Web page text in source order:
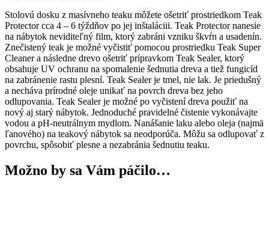
Stolovú dosku z masívneho teaku môžete ošetriť prostriedkom Teak
Protector cca 4 – 6 týždňov po jej inštaláciii. Teak Protector nanesie
na nábytok neviditeľný film, ktorý zabráni vzniku škvŕn a usadenín.
Znečistený teak je možné vyčistiť pomocou prostriedku Teak Super
Cleaner a následne drevo ošetriť prípravkom Teak Sealer, ktorý
obsahuje UV ochranu na spomalenie šednutia dreva a tiež fungicíd
na zabránenie rastu plesní. Teak Sealer je tmel, nie lak. Je priedušný
a necháva prírodné oleje unikať na povrch dreva bez jeho
odlupovania. Teak Sealer je možné po vyčistení dreva použiť na
nový aj starý nábytok. Jednoduché pravidelné čistenie vykonávajte
vodou a pH-neutrálnym mydlom. Nanášanie laku alebo oleja (najmä
ľanového) na teakový nábytok sa neodporúča. Môžu sa odlupovať z
povrchu, spôsobiť plesne a nezabránia šednutiu teaku.
Možno by sa Vám páčilo…